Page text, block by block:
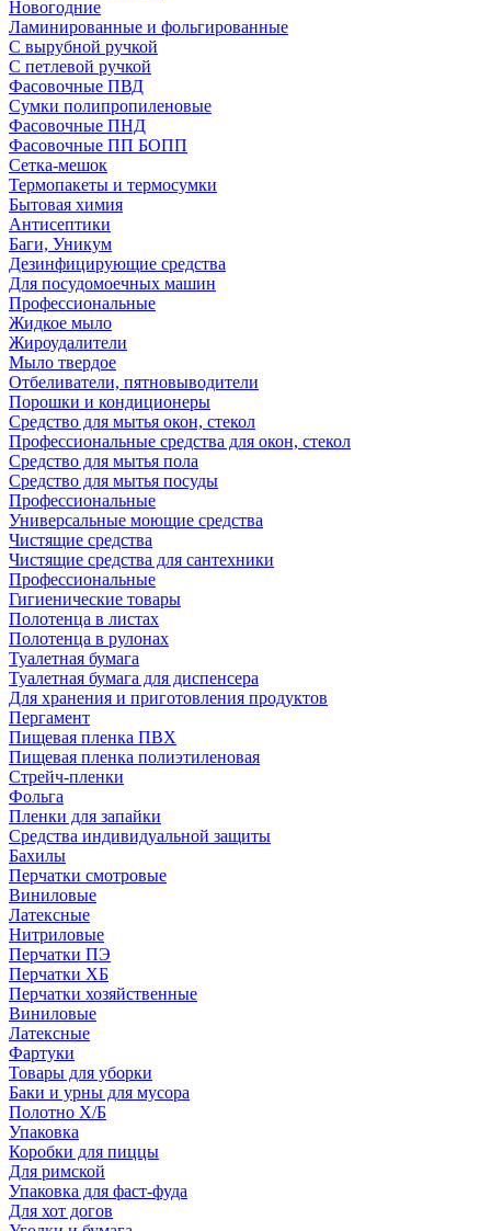
Новогодние
Ламинированные и фольгированные
С вырубной ручкой
С петлевой ручкой
Фасовочные ПВД
Сумки полипропиленовые
Фасовочные ПНД
Фасовочные ПП БОПП
Сетка-мешок
Термопакеты и термосумки
Бытовая химия
Антисептики
Баги, Уникум
Дезинфицирующие средства
Для посудомоечных машин
Профессиональные
Жидкое мыло
Жироудалители
Мыло твердое
Отбеливатели, пятновыводители
Порошки и кондиционеры
Средство для мытья окон, стекол
Профессиональные средства для окон, стекол
Средство для мытья пола
Средство для мытья посуды
Профессиональные
Универсальные моющие средства
Чистящие средства
Чистящие средства для сантехники
Профессиональные
Гигиенические товары
Полотенца в листах
Полотенца в рулонах
Туалетная бумага
Туалетная бумага для диспенсера
Для хранения и приготовления продуктов
Пергамент
Пищевая пленка ПВХ
Пищевая пленка полиэтиленовая
Стрейч-пленки
Фольга
Пленки для запайки
Средства индивидуальной защиты
Бахилы
Перчатки смотровые
Виниловые
Латексные
Нитриловые
Перчатки ПЭ
Перчатки ХБ
Перчатки хозяйственные
Виниловые
Латексные
Фартуки
Товары для уборки
Баки и урны для мусора
Полотно Х/Б
Упаковка
Коробки для пиццы
Для римской
Упаковка для фаст-фуда
Для хот догов